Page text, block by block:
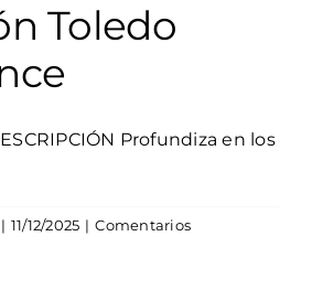
Toledo
Profundiza en los
| 11/12/2025 | Comentarios